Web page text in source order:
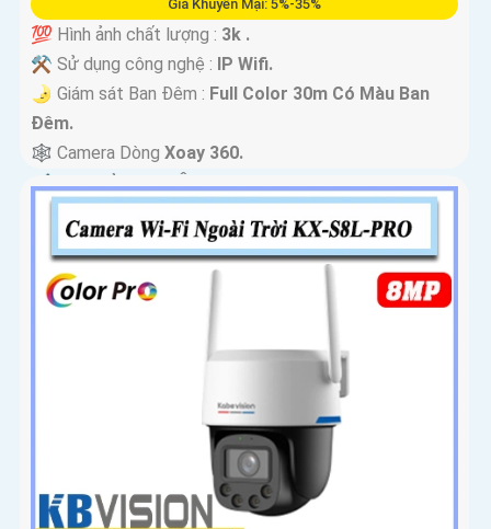
Giá Khuyến Mại: 5%-35%
💯 Hình ảnh chất lượng : 3k .
⚒ Sử dụng công nghệ : IP Wifi.
🌛 Giám sát Ban Đêm : Full Color 30m Có Màu Ban
Ðêm.
🕸️ Camera Dòng Xoay 360.
️📢 Đặt Điểm :Thu Âm Và Loa.